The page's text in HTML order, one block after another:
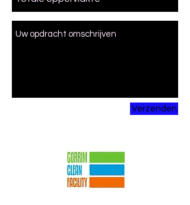
Verzenden